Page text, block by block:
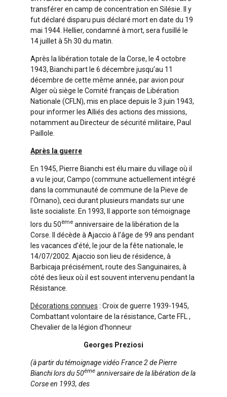
transférer en camp de concentration en Silésie. Il y
fut déclaré disparu puis déclaré mort en date du 19
mai 1944. Hellier, condamné à mort, sera fusillé le
14 juillet à 5h 30 du matin.
Après la libération totale de la Corse, le 4 octobre
1943, Bianchi part le 6 décembre jusqu’au 11
décembre de cette même année, par avion pour
Alger où siège le Comité français de Libération
Nationale (CFLN), mis en place depuis le 3 juin 1943,
pour informer les Alliés des actions des missions,
notamment au Directeur de sécurité militaire, Paul
Paillole.
Après la guerre
En 1945, Pierre Bianchi est élu maire du village où il
a vu le jour, Campo (commune actuellement intégré
dans la communauté de commune de la Pieve de
l’Ornano), ceci durant plusieurs mandats sur une
liste socialiste. En 1993, Il apporte son témoignage
lors du 50ème anniversaire de la libération de la
Corse. Il décède à Ajaccio à l’âge de 99 ans pendant
les vacances d’été, le jour de la fête nationale, le
14/07/2002. Ajaccio son lieu de résidence, à
Barbicaja précisément, route des Sanguinaires, à
côté des lieux où il est souvent intervenu pendant la
Résistance.
Décorations connues : Croix de guerre 1939-1945,
Combattant volontaire de la résistance, Carte FFL ,
Chevalier de la légion d’honneur
Georges Preziosi
(à partir du témoignage vidéo France 2 de Pierre
Bianchi lors du 50ème anniversaire de la libération de la
Corse en 1993, des